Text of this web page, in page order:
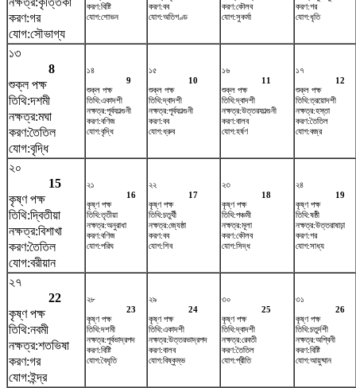
করণ:গর
যোগ:সৌভাগ্য
করণ:বিষ্টি
যোগ:শোভন
করণ:বব
যোগ:অতিগণ্ড
করণ:কৌলব
যোগ:সুকর্মা
করণ:গর
যোগ:ধৃতি
১৩
8
শুক্ল পক্ষ
তিথি:দশমী
নক্ষত্র:মঘা
করণ:তৈতিল
যোগ:বৃদ্ধি
১৪
9
শুক্ল পক্ষ
তিথি:একাদশী
নক্ষত্র:পূর্বফাল্গুনী
করণ:বণিজ
যোগ:বৃদ্ধি
১৫
10
শুক্ল পক্ষ
তিথি:দ্বাদশী
নক্ষত্র:পূর্বফাল্গুনী
করণ:বব
যোগ:ধ্রুব
১৬
11
শুক্ল পক্ষ
তিথি:দ্বাদশী
নক্ষত্র:উত্তরফাল্গুনী
করণ:বালব
যোগ:হর্ষণ
১৭
12
শুক্ল পক্ষ
তিথি:ত্রয়োদশী
নক্ষত্র:হস্তা
করণ:তৈতিল
যোগ:বজ্র
২০
15
কৃষ্ণ পক্ষ
তিথি:দ্বিতীয়া
নক্ষত্র:বিশাখা
করণ:তৈতিল
যোগ:বরীয়ান
২১
16
কৃষ্ণ পক্ষ
তিথি:তৃতীয়া
নক্ষত্র:অনুরাধা
করণ:বণিজ
যোগ:পরিঘ
২২
17
কৃষ্ণ পক্ষ
তিথি:চতুর্থী
নক্ষত্র:জ্যেষ্ঠা
করণ:বব
যোগ:শিব
২৩
18
কৃষ্ণ পক্ষ
তিথি:পঞ্চমী
নক্ষত্র:মূলা
করণ:কৌলব
যোগ:সিদ্ধ
২৪
19
কৃষ্ণ পক্ষ
তিথি:ষষ্ঠী
নক্ষত্র:উত্তরাষাঢ়া
করণ:গর
যোগ:সাধ্য
২৭
22
কৃষ্ণ পক্ষ
তিথি:নবমী
নক্ষত্র:শতভিষ‌া
করণ:গর
যোগ:ইন্দ্র
২৮
23
কৃষ্ণ পক্ষ
তিথি:দশমী
নক্ষত্র:পূর্বভাদ্রপদ
করণ:বিষ্টি
যোগ:বৈধৃতি
২৯
24
কৃষ্ণ পক্ষ
তিথি:একাদশী
নক্ষত্র:উত্তরভাদ্রপদ
করণ:বালব
যোগ:বিষ্কুম্ভ
৩০
25
কৃষ্ণ পক্ষ
তিথি:দ্বাদশী
নক্ষত্র:রেবতী
করণ:তৈতিল
যোগ:প্রীতি
৩১
26
কৃষ্ণ পক্ষ
তিথি:চতুর্দশী
নক্ষত্র:অশ্বিনী
করণ:বিষ্টি
যোগ:আয়ুষ্মান